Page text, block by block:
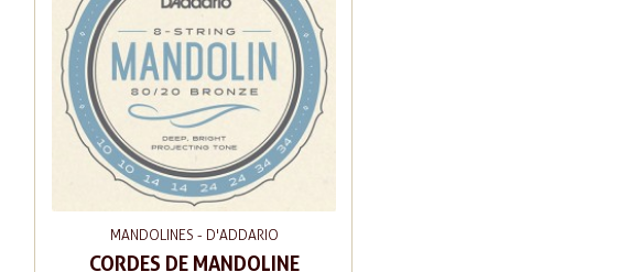
MANDOLINES - D'ADDARIO
CORDES DE MANDOLINE